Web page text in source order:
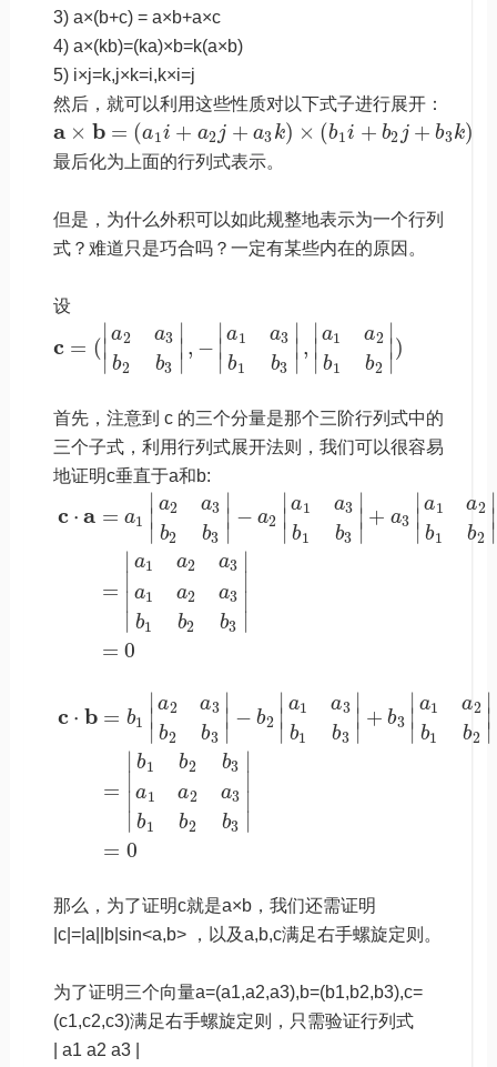
3) a×(b+c) = a×b+a×c
4) a×(kb)=(ka)×b=k(a×b)
5) i×j=k,j×k=i,k×i=j
然后，就可以利用这些性质对以下式子进行展开：
a × b = (a1i + a2j + a3k) × (b1i + b2 j + b3k)
最后化为上面的行列式表示。
但是，为什么外积可以如此规整地表示为一个行列
式？难道只是巧合吗？一定有某些内在的原因。
设
c = (
∣
∣
∣ a2
b2
a3
b3
∣
∣
∣ , −
∣
∣
∣ a1
b1
a3
b3
∣
∣
∣ ,
∣
∣
∣ a1
b1
a2
b2
∣
∣
∣)
首先，注意到 c 的三个分量是那个三阶行列式中的
三个子式，利用行列式展开法则，我们可以很容易
地证明c垂直于a和b:
c ⋅ a = a1
∣
∣
∣ a2
b2
a3
b3
∣
∣
∣ − a2
∣
∣
∣ a1
b1
a3
b3
∣
∣
∣ + a3
∣
∣
∣ a1
b1
a2
b2
∣
∣
∣
=
∣
∣
∣
∣
a1
a1
b1
a2
a2
b2
a3
a3
b3
∣
∣
∣
∣
= 0
c ⋅ b = b1
∣
∣
∣ a2
b2
a3
b3
∣
∣
∣ − b2
∣
∣
∣ a1
b1
a3
b3
∣
∣
∣ + b3
∣
∣
∣ a1
b1
a2
b2
∣
∣
∣
=
∣
∣
∣
∣
b1
a1
b1
b2
a2
b2
b3
a3
b3
∣
∣
∣
∣
= 0
那么，为了证明c就是a×b，我们还需证明
|c|=|a||b|sin<a,b> ，以及a,b,c满足右手螺旋定则。
为了证明三个向量a=(a1,a2,a3),b=(b1,b2,b3),c=
(c1,c2,c3)满足右手螺旋定则，只需验证行列式
| a1 a2 a3 |